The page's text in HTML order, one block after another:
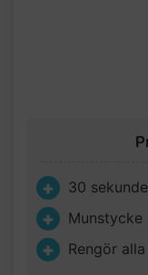
30
Munstycke
Rengör